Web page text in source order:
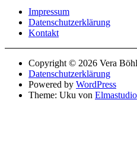
Impressum
Datenschutzerklärung
Kontakt
Copyright © 2026 Vera
Datenschutzerklärung
Powered by WordPress
Theme: Uku von Elmastudio